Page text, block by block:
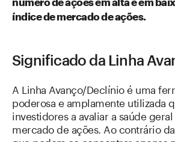
índice de mercado de ações.
Significado da Linha
A Linha Avanço/Declínio é uma
poderosa e amplamente utilizada
investidores a avaliar a saúde
mercado de ações. Ao contrário